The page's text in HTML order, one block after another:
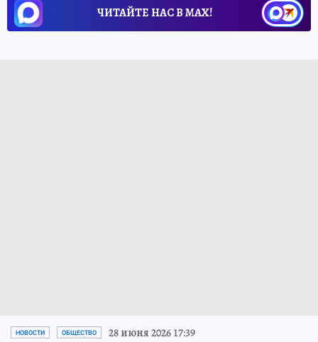
ЧИТАЙТЕ НАС В МАХ!
НОВОСТИ ОБЩЕСТВО 28 июня 2026 17:39